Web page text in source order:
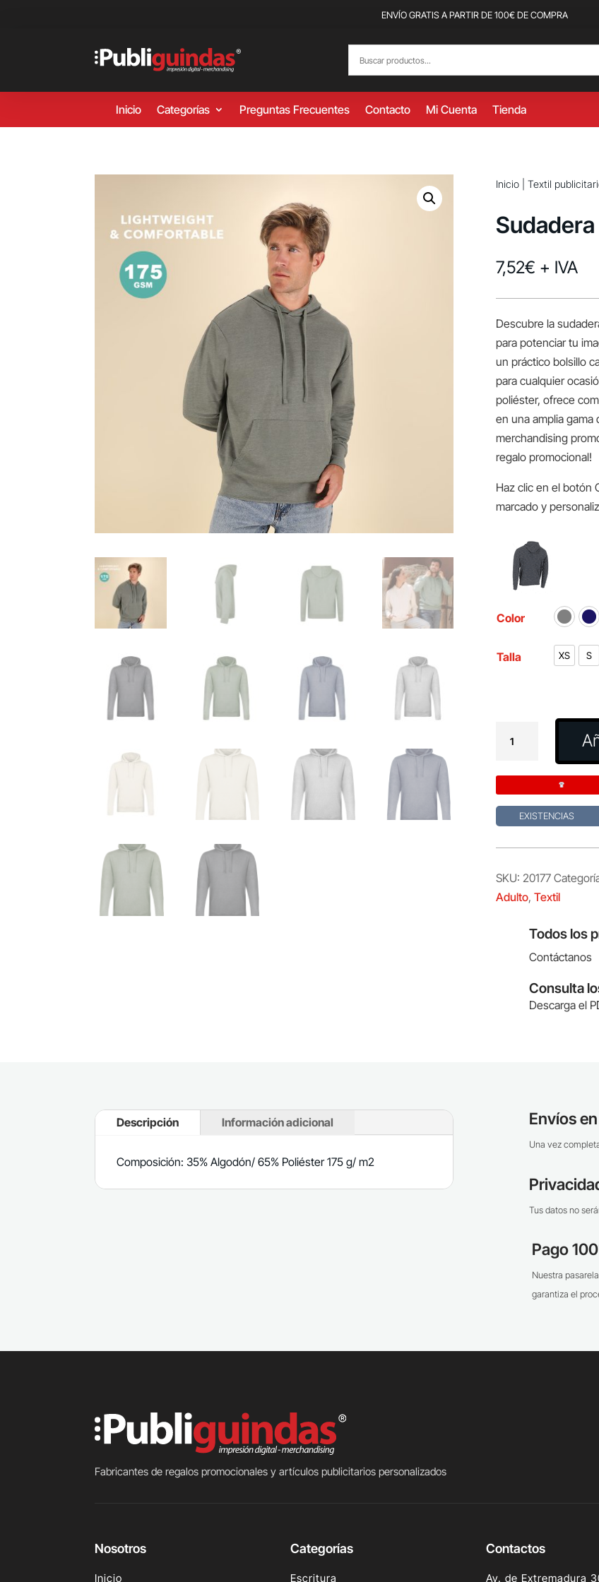
ENVÍO GRATIS A PARTIR DE 100€ DE COMPRA
Inicio Categorías Preguntas Frecuentes Contacto Mi Cuenta Tienda
Inicio| Textil
7,52€ + IVA
Descubre la
para potenciar tu
un práctico bolsillo
para cualquier
poliéster, ofrece
en una amplia
merchandising
regalo promocional!
Haz clic en el botón
marcado y
Color
Talla XS S
Adulto
EXISTENCIAS
SKU: 20177
Adulto, Textil
Todos los
Contáctanos
Consulta
Descarga el
Descripción Información adicional
Composición: 35% Algodón/ 65% Poliéster 175 g/ m2
Envíos
Una vez
Tus datos no
Pago
Nuestra
garantiza el
Fabricantes de regalos promocionales y artículos publicitarios personalizados
Nosotros
Inicio
Categorías
Escritura
Contactos
Av. de Extremadura